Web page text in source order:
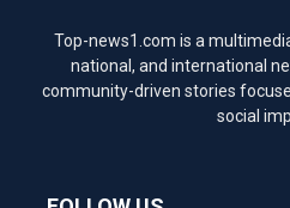
Top-news1.com is a
national, and international
community-driven stories
social